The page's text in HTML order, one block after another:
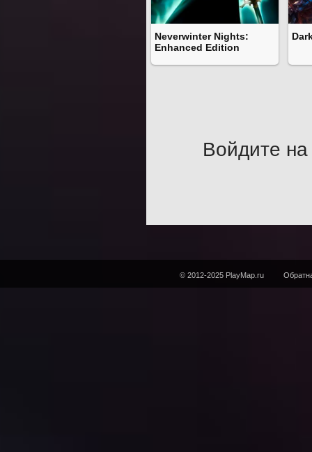
Neverwinter Nights:
Enhanced Edition
Войдите на
© 2012-2025 PlayMap.ru